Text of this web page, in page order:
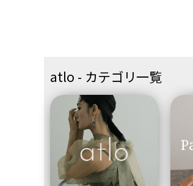
atlo - カテゴリ一覧